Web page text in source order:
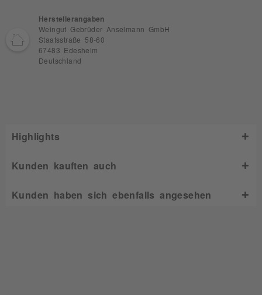
Herstellerangaben
Weingut Gebrüder Anselmann GmbH
Staatsstraße 58-60
67483 Edesheim
Deutschland
Highlights
Kunden kauften auch
Kunden haben sich ebenfalls angesehen